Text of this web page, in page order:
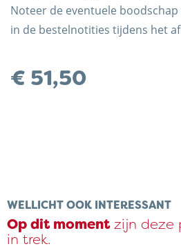
Noteer de eventuele
in de bestelnotities tijdens het
€ 51,50
WELLICHT OOK INTERESSANT
Op dit momentzijn deze
in trek.